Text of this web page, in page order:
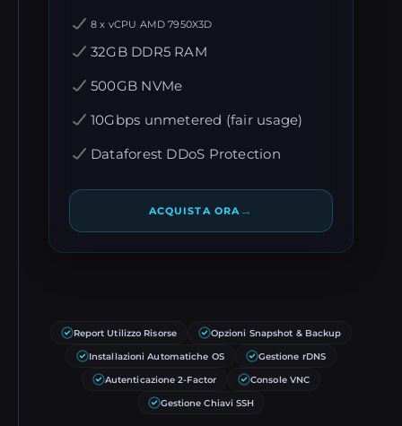
8 x vCPU AMD 7950X3D
32GB DDR5 RAM
500GB NVMe
10Gbps unmetered (fair usage)
Dataforest DDoS Protection
ACQUISTA ORA →
Report Utilizzo Risorse Opzioni Snapshot & Backup
Installazioni Automatiche OS Gestione rDNS
Autenticazione 2-Factor Console VNC
Gestione Chiavi SSH